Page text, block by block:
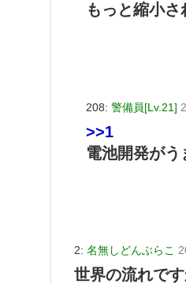
もっと縮小さ
208: 警備員[Lv.21]
>>1
電池開発が
2: 名無しどんぶらこ
世界の流れで